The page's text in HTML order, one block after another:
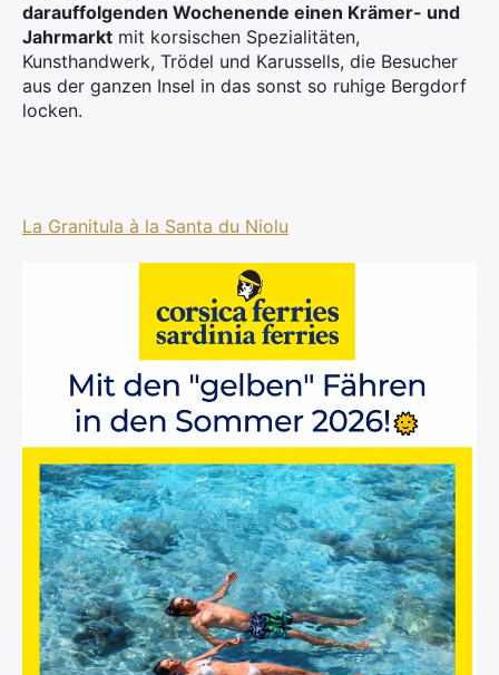
darauffolgenden Wochenende einen Krämer- und
Jahrmarkt mit korsischen Spezialitäten,
Kunsthandwerk, Trödel und Karussells, die Besucher
aus der ganzen Insel in das sonst so ruhige Bergdorf
locken.
La Granitula à la Santa du Niolu